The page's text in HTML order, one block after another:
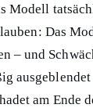
Modell
Das
– und
am Ende